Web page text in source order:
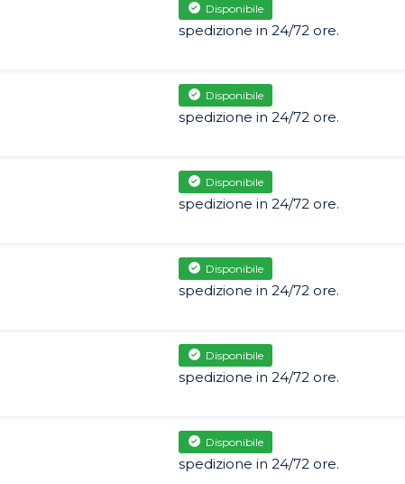
Disponibile
spedizione in 24/72 ore.
Disponibile
spedizione in 24/72 ore.
Disponibile
spedizione in 24/72 ore.
Disponibile
spedizione in 24/72 ore.
Disponibile
spedizione in 24/72 ore.
Disponibile
spedizione in 24/72 ore.